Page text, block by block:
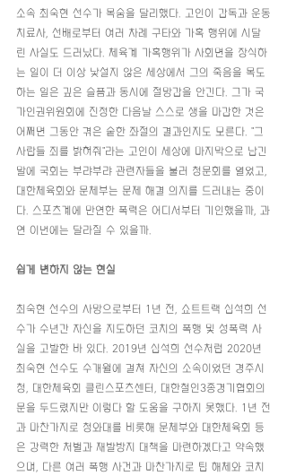
소속 최숙현 선수가 목숨을 달리했다. 고인이 감독과 운동
치료사, 선배로부터 여러 차례 구타와 가혹 행위에 시달
린 사실도 드러났다. 체육계 가혹행위가 사회면을 장식하
는 일이 더 이상 낯설지 않은 세상에서 그의 죽음을 목도
하는 일은 깊은 슬픔과 동시에 절망감을 안긴다. 그가 국
가인권위원회에 진정한 다음날 스스로 생을 마감한 것은
어쩌면 그동안 겪은 숱한 좌절의 결과인지도 모른다. "그
사람들 죄를 밝혀줘"라는 고인이 세상에 마지막으로 남긴
말에 국회는 부랴부랴 관련자들을 불러 청문회를 열었고,
대한체육회와 문체부는 문제 해결 의지를 드러내는 중이
다. 스포츠계에 만연한 폭력은 어디서부터 기인했을까, 과
연 이번에는 달라질 수 있을까.
쉽게 변하지 않는 현실
최숙현 선수의 사망으로부터 1년 전, 쇼트트랙 심석희 선
수가 수년간 자신을 지도하던 코치의 폭행 및 성폭력 사
실을 고발한 바 있다. 2019년 심석희 선수처럼 2020년
최숙현 선수도 수개월에 걸쳐 자신의 소속이었던 경주시
청, 대한체육회 클린스포츠센터, 대한철인3종경기협회의
문을 두드렸지만 이렇다 할 도움을 구하지 못했다. 1년 전
과 마찬가지로 청와대를 비롯해 문체부와 대한체육회 등
은 강력한 처벌과 재발방지 대책을 마련하겠다고 약속했
으며, 다른 여러 폭행 사건과 마찬가지로 팀 해체와 코치